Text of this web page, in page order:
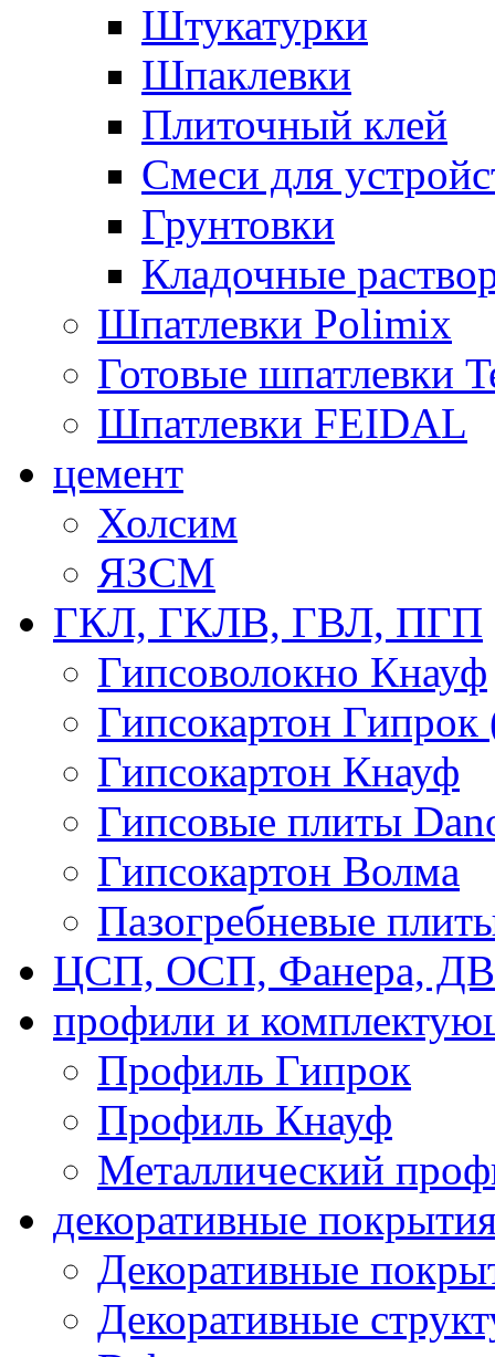
Штукатурки
Шпаклевки
Плиточный клей
Смеси для
Грунтовки
Кладочные
Шпатлевки Polimix
Готовые шпатлевки
Шпатлевки FEIDAL
цемент
Холсим
ЯЗCМ
ГКЛ, ГКЛВ, ГВЛ, ПГП
Гипсоволокно Кнауф
Гипсокартон Гипрок
Гипсокартон Кнауф
Гипсовые плиты
Гипсокартон Волма
Пазогребневые
ЦСП, ОСП, Фанера,
профили и
Профиль Гипрок
Профиль Кнауф
Металлический
декоративные
Декоративные
Декоративные